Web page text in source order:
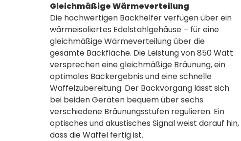
Gleichmäßige Wärmeverteilung
Die hochwertigen Backhelfer verfügen über ein
wärmeisoliertes Edelstahlgehäuse – für eine
gleichmäßige Wärmeverteilung über die
gesamte Backfläche. Die Leistung von 850 Watt
versprechen eine gleichmäßige Bräunung, ein
optimales Backergebnis und eine schnelle
Waffelzubereitung. Der Backvorgang lässt sich
bei beiden Geräten bequem über sechs
verschiedene Bräunungsstufen regulieren. Ein
optisches und akustisches Signal weist darauf hin,
dass die Waffel fertig ist.